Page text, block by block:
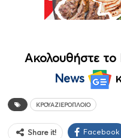
Ακολουθήστε
News
ΚΡΟΥΑΖΙΕΡΟΠΛΟΙΟ
Share it! Facebook